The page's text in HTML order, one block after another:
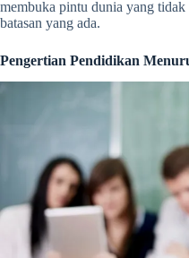
membuka pintu dunia yang tidak
batasan yang ada.
Pengertian Pendidikan